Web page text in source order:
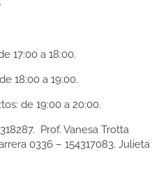
17:00 a 18:00.
18:00 a 19:00.
de 19:00 a 20:00.
Prof. Vanesa Trotta
0336 – 154317083. Julieta